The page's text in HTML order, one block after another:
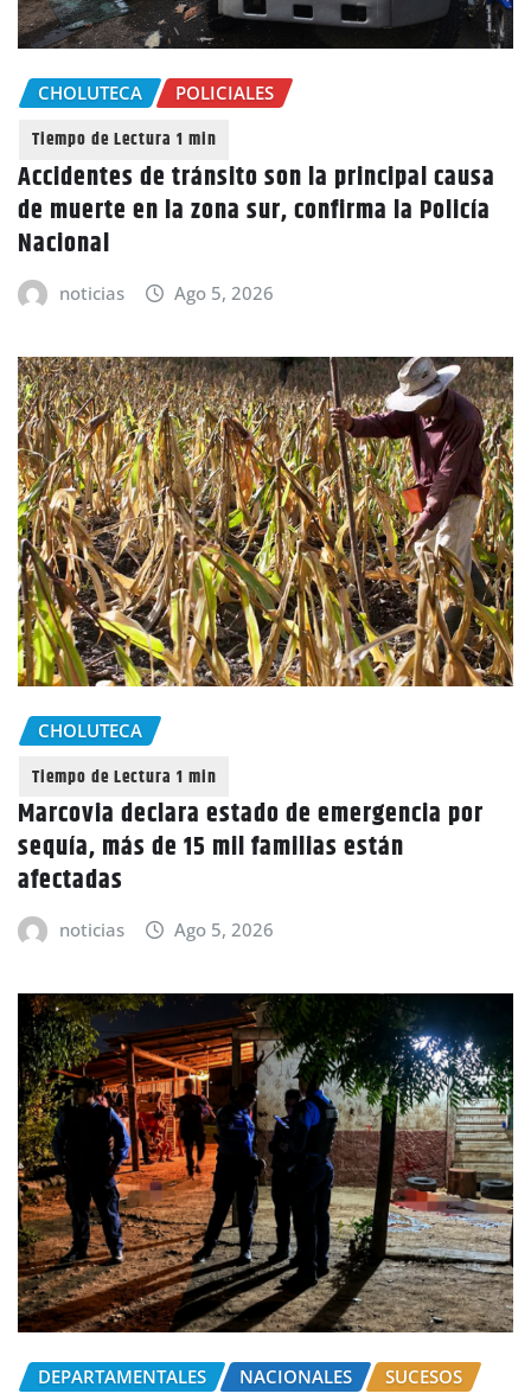
CHOLUTECA POLICIALES
Accidentes de tránsito son la principal causa
de muerte en la zona sur, confirma la Policía
Nacional
noticias Ago 5, 2026
CHOLUTECA
Marcovia declara estado de emergencia por
sequía, más de 15 mil familias están
afectadas
noticias Ago 5, 2026
DEPARTAMENTALES NACIONALES SUCESOS